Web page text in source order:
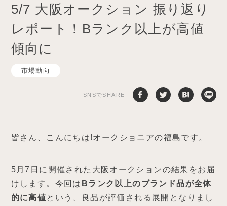
5/7 大阪オークション 振り返り
レポート！Bランク以上が高値
傾向に
市場動向
SNSでSHARE
皆さん、こんにちは!オークショニアの福島です。
5月7日に開催された大阪オークションの結果をお届
けします。今回は Bランク以上のブランド品が全体
的に高値という、良品が評価される展開となりまし